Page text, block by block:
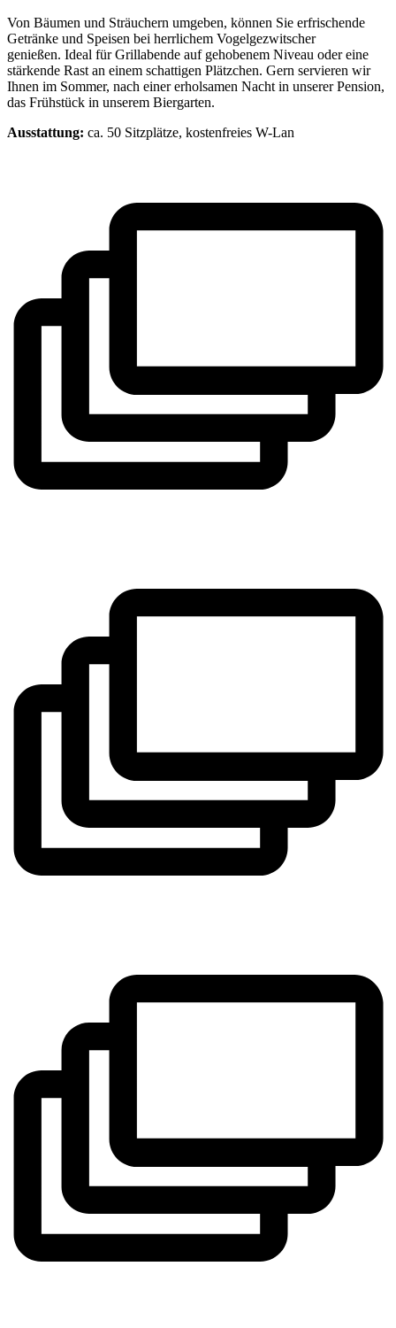
Von Bäumen und Sträuchern umgeben, können Sie erfrischende
Getränke und Speisen bei herrlichem Vogelgezwitscher
genießen. Ideal für Grillabende auf gehobenem Niveau oder eine
stärkende Rast an einem schattigen Plätzchen. Gern servieren wir
Ihnen im Sommer, nach einer erholsamen Nacht in unserer Pension,
das Frühstück in unserem Biergarten.
Ausstattung: ca. 50 Sitzplätze, kostenfreies W-Lan